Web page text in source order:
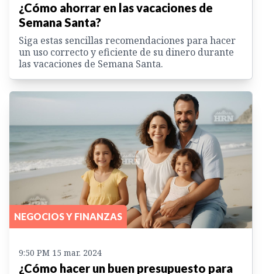
¿Cómo ahorrar en las vacaciones de
Semana Santa?
Siga estas sencillas recomendaciones para hacer
un uso correcto y eficiente de su dinero durante
las vacaciones de Semana Santa.
NEGOCIOS Y FINANZAS
9:50 PM 15 mar. 2024
¿Cómo hacer un buen presupuesto para